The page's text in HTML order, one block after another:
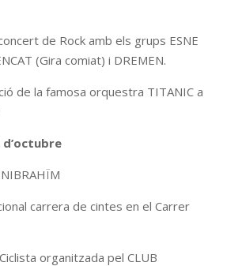
de Rock amb els grups ESNE
(Gira comiat) i DREMEN.
de la famosa orquestra TITANIC a
d’octubre
carrera de cintes en el Carrer
organitzada pel CLUB